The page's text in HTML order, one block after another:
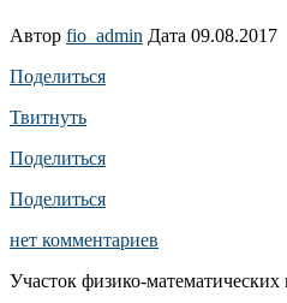
Автор fio_admin Дата 09.08.2017
Поделиться
Твитнуть
Поделиться
Поделиться
нет комментариев
Участок физико-